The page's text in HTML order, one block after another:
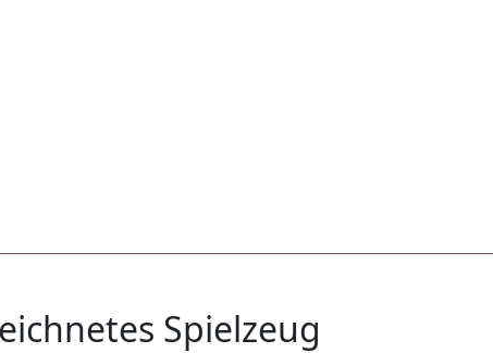
Spielzeug